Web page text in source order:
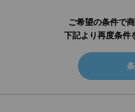
ご希望の条件で
下記より再度条件